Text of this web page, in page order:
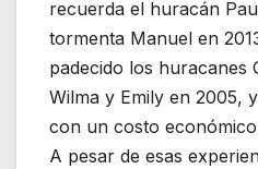
recuerda el huracán
tormenta Manuel en
padecido los huracanes
Wilma y Emily en 2005,
con un costo
A pesar de esas